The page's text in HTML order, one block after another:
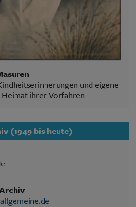
und eigene
ihrer Vorfahren
(1949 bis heute)